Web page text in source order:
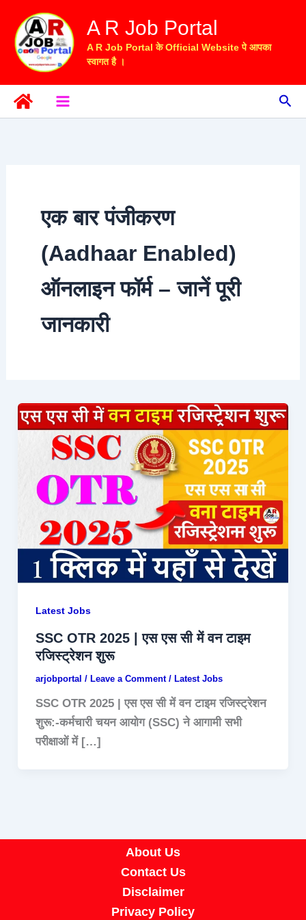
content
A R Job Portal
A R Job Portal के Official Website पे आपका
स्वागत है ।
एक बार पंजीकरण
(Aadhaar Enabled)
ऑनलाइन फॉर्म – जानें पूरी
जानकारी
Latest Jobs
SSC OTR 2025 | एस एस सी में वन टाइम
रजिस्ट्रेशन शुरू
arjobportal / Leave a Comment / Latest Jobs
SSC OTR 2025 | एस एस सी में वन टाइम रजिस्ट्रेशन
शुरू:-कर्मचारी चयन आयोग (SSC) ने आगामी सभी
परीक्षाओं में […]
About Us
Contact Us
Disclaimer
Privacy Policy